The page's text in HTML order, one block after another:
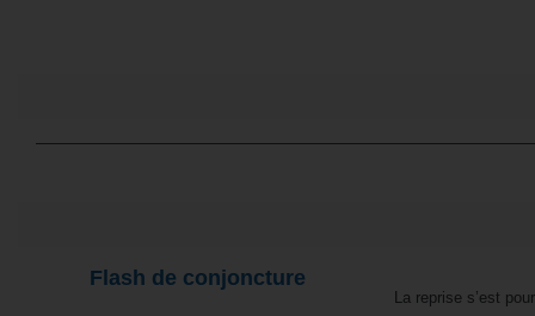
Flash de conjoncture
La reprise s’est